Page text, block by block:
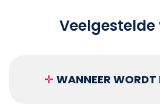
✛ WANNEER WORDT